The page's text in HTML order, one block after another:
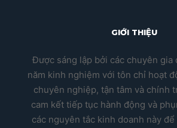
GIỚI THIỆU
Được sáng lập bởi các chuyên gia
năm kinh nghiệm với tôn chỉ hoạt
chuyên nghiệp, tận tâm và chính
cam kết tiếp tục hành động và
các nguyên tắc kinh doanh này